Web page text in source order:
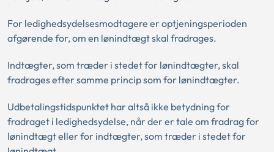
For ledighedsydelsesmodtagere er optjeningsperioden
afgørende for, om en lønindtægt skal fradrages.
Indtægter, som træder i stedet for lønindtægter, skal
fradrages efter samme princip som for lønindtægter.
Udbetalingstidspunktet har altså ikke betydning for
fradraget i ledighedsydelse, når der er tale om fradrag for
lønindtægt eller for indtægter, som træder i stedet for